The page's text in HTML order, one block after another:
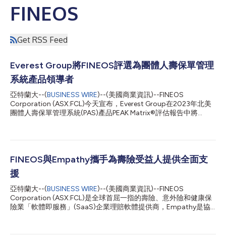
FINEOS
Get RSS Feed
Everest Group將FINEOS評選為團體人壽保單管理
系統產品領導者
亞特蘭大--(BUSINESS WIRE)--(美國商業資訊)--FINEOS
Corporation (ASX:FCL)今天宣布，Everest Group在2023年北美
團體人壽保單管理系統(PAS)產品PEAK Matrix®評估報告中將
在幫助企業領導者做出自信的決策。 Everest Group根據營運規
收、客戶數量和年增率等因素對FINEOS及其競爭對手進行了評
估。這項比較性研究還以客戶訪談為參考。 Everest Group的業務
實務總監Vigitesh Tewary表示：「FINEOS的理賠和缺勤管理解決
方案獲得了顯著的市場成功，該公司還透過投資來健全API庫以實
現雇主門戶和企業系統之間的資料傳輸，這些都幫助FINEOS獲得
了團體人壽保險公司的認可。」 Everest Group評出的領導者在北
美具有成熟的能力、廣泛的接受度和廣泛的市場佔有率。這項榮譽
FINEOS與Empathy攜手為壽險受益人提供全面支
援
亞特蘭大--(BUSINESS WIRE)--(美國商業資訊)--FINEOS
Corporation (ASX:FCL)是全球首屈一指的壽險、意外險和健康保
險業「軟體即服務」(SaaS)企業理賠軟體提供商，Empathy是協
據估計，對失去親人的家庭而言，除了情感上的痛苦之外，還需要